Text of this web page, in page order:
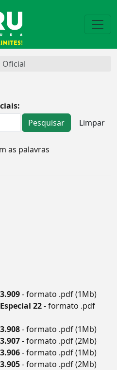
Oficial
as palavras
- formato .pdf (1Mb)
22- formato .pdf
- formato .pdf (1Mb)
- formato .pdf (2Mb)
- formato .pdf (1Mb)
- formato .pdf (2Mb)